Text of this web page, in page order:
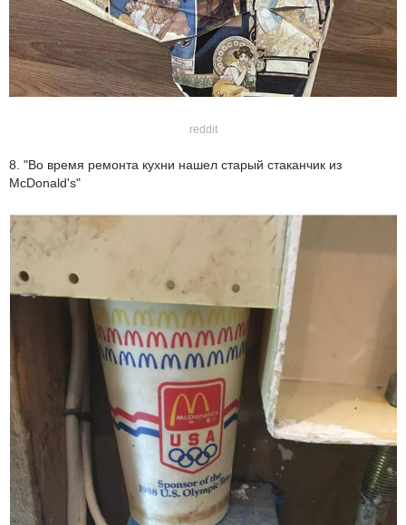
reddit
8. "Во время ремонта кухни нашел старый стаканчик из
McDonald's"